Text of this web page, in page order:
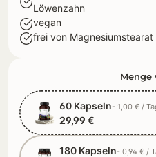
Löwenzahn
vegan
frei von Magnesiumstearat
Menge
60 Kapseln- 1,00 € /
29,99 €
180 Kapseln- 0,94 € /